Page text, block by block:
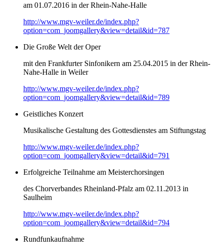
am 01.07.2016 in der Rhein-Nahe-Halle
http://www.mgv-weiler.de/index.php?
option=com_joomgallery&view=detail&id=787
Die Große Welt der Oper
mit den Frankfurter Sinfonikern am 25.04.2015 in der Rhein-
Nahe-Halle in Weiler
http://www.mgv-weiler.de/index.php?
option=com_joomgallery&view=detail&id=789
Geistliches Konzert
Musikalische Gestaltung des Gottesdienstes am Stiftungstag
http://www.mgv-weiler.de/index.php?
option=com_joomgallery&view=detail&id=791
Erfolgreiche Teilnahme am Meisterchorsingen
des Chorverbandes Rheinland-Pfalz am 02.11.2013 in
Saulheim
http://www.mgv-weiler.de/index.php?
option=com_joomgallery&view=detail&id=794
Rundfunkaufnahme